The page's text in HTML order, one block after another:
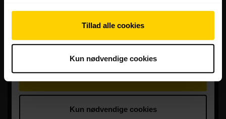
Tillad alle cookies
Kun nødvendige cookies